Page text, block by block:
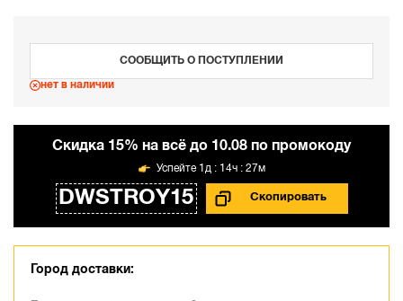
СООБЩИТЬ О ПОСТУПЛЕНИИ
нет в наличии
Cкидка 15% на всё до 10.08 по промокоду
DWSTROY15
1д : 14ч : 27м
Город доставки: